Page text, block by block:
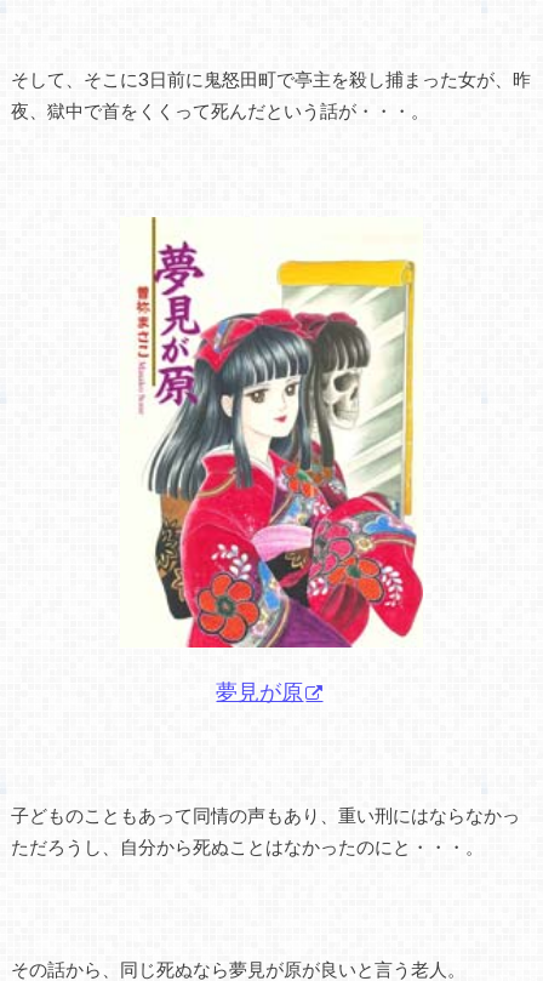
そして、そこに3日前に鬼怒田町で亭主を殺し捕まった女が、昨
夜、獄中で首をくくって死んだという話が・・・。
夢見が原
子どものこともあって同情の声もあり、重い刑にはならなかっ
ただろうし、自分から死ぬことはなかったのにと・・・。
その話から、同じ死ぬなら夢見が原が良いと言う老人。